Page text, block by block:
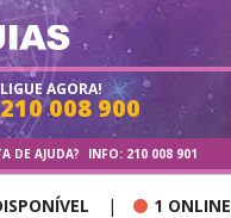
LIGUE AGORA!
210 008 900
DE AJUDA? INFO: 210 008 901
| 1 ONLINE